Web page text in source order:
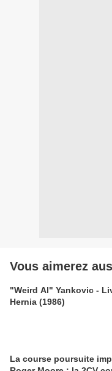
Vous aimerez
"Weird Al" Yankovic -
Hernia (1986)
La course poursuite